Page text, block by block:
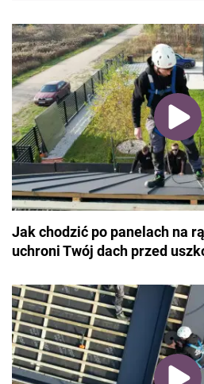
Jak chodzić po panelach na
uchroni Twój dach przed